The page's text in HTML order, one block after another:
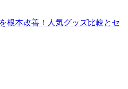
根本改善！人気グッズ比較とセ